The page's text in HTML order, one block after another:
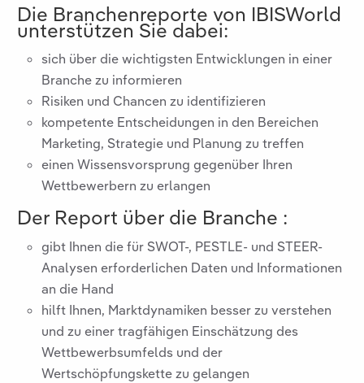
Die Branchenreporte von IBISWorld
unterstützen Sie dabei:
sich über die wichtigsten Entwicklungen in einer
Branche zu informieren
Risiken und Chancen zu identifizieren
kompetente Entscheidungen in den Bereichen
Marketing, Strategie und Planung zu treffen
einen Wissensvorsprung gegenüber Ihren
Wettbewerbern zu erlangen
Der Report über die Branche :
gibt Ihnen die für SWOT-, PESTLE- und STEER-
Analysen erforderlichen Daten und Informationen
an die Hand
hilft Ihnen, Marktdynamiken besser zu verstehen
und zu einer tragfähigen Einschätzung des
Wettbewerbsumfelds und der
Wertschöpfungskette zu gelangen